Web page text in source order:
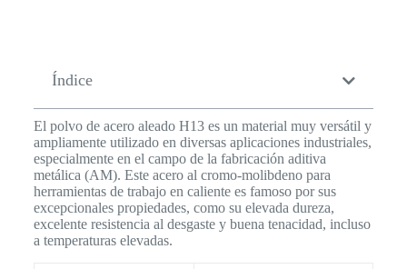
Índice
El polvo de acero aleado H13 es un material muy versátil y
ampliamente utilizado en diversas aplicaciones industriales,
especialmente en el campo de la fabricación aditiva
metálica (AM). Este acero al cromo-molibdeno para
herramientas de trabajo en caliente es famoso por sus
excepcionales propiedades, como su elevada dureza,
excelente resistencia al desgaste y buena tenacidad, incluso
a temperaturas elevadas.